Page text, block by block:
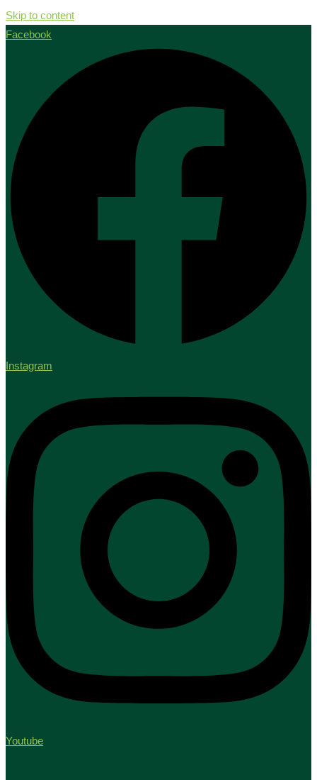
Skip to content
Facebook
Instagram
Youtube